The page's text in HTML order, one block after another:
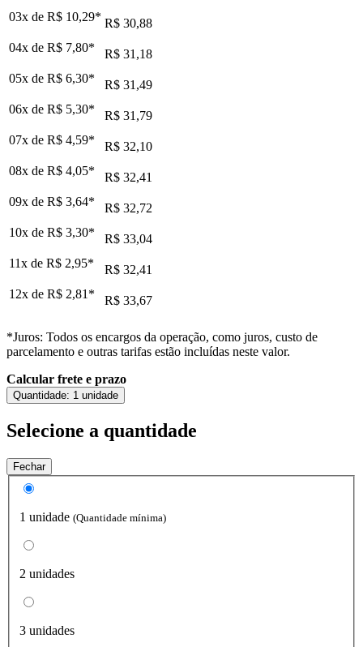
03x de R$ 10,29* R$ 30,88
04x de R$ 7,80*
R$ 31,18
05x de R$ 6,30*
R$ 31,49
06x de R$ 5,30*
R$ 31,79
07x de R$ 4,59*
R$ 32,10
08x de R$ 4,05*
R$ 32,41
09x de R$ 3,64*
R$ 32,72
10x de R$ 3,30*
R$ 33,04
11x de R$ 2,95*
R$ 32,41
12x de R$ 2,81 * R$ 33,67
*Juros: Todos os encargos da operação, como juros, custo de
parcelamento e outras tarifas estão incluídas neste valor.
Calcular frete e prazo
Quantidade: 1 unidade
Selecione a quantidade
Fechar
1 unidade (Quantidade mínima)
2 unidades
3 unidades